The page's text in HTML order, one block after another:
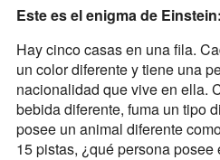
Este es el enigma de Einstein:
Hay cinco casas en una fila.
un color diferente y tiene una
nacionalidad que vive en ella.
bebida diferente, fuma un tipo
posee un animal diferente
15 pistas, ¿qué persona posee